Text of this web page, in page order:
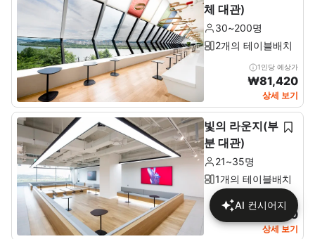
체 대관)
30~200명
2개의 테이블배치
1인당 예상가
₩81,420
상세 보기
빛의 라운지(부
분 대관)
21~35명
1개의 테이블배치
1인당 예상가
₩ 78,190
상세 보기
AI 컨시어지